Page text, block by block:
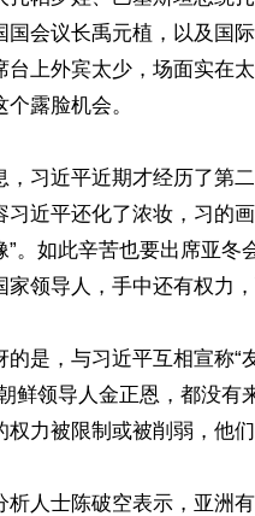
国会议长禹元植，以及国
台上外宾太少，场面实在
露脸机会。
，习近平近期才经历了第
习近平还化了浓妆，习的
”。如此辛苦也要出席亚
家领导人，手中还有权力
的是，与习近平互相宣称“
鲜领导人金正恩，都没有
权力被限制或被削弱，他
析人士陈破空表示，亚洲